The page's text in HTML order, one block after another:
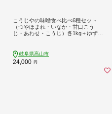
こうじやの味噌食べ比べ6種セット
（つやほまれ・いなか・甘口こう
じ・あわせ・こうじ）各1kg＋ゆず味
岐阜県高山市
24,000 円